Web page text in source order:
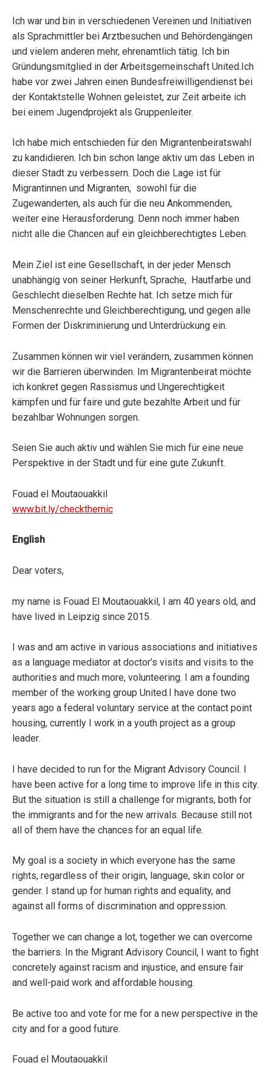
Ich war und bin in verschiedenen Vereinen und Initiativen
als Sprachmittler bei Arztbesuchen und Behördengängen
und vielem anderen mehr, ehrenamtlich tätig. Ich bin
Gründungsmitglied in der Arbeitsgemeinschaft United.Ich
habe vor zwei Jahren einen Bundesfreiwilligendienst bei
der Kontaktstelle Wohnen geleistet, zur Zeit arbeite ich
bei einem Jugendprojekt als Gruppenleiter.
Ich habe mich entschieden für den Migrantenbeiratswahl
zu kandidieren. Ich bin schon lange aktiv um das Leben in
dieser Stadt zu verbessern. Doch die Lage ist für
Migrantinnen und Migranten, sowohl für die
Zugewanderten, als auch für die neu Ankommenden,
weiter eine Herausforderung. Denn noch immer haben
nicht alle die Chancen auf ein gleichberechtigtes Leben.
Mein Ziel ist eine Gesellschaft, in der jeder Mensch
unabhängig von seiner Herkunft, Sprache, Hautfarbe und
Geschlecht dieselben Rechte hat. Ich setze mich für
Menschenrechte und Gleichberechtigung, und gegen alle
Formen der Diskriminierung und Unterdrückung ein.
Zusammen können wir viel verändern, zusammen können
wir die Barrieren überwinden. Im Migrantenbeirat möchte
ich konkret gegen Rassismus und Ungerechtigkeit
kämpfen und für faire und gute bezahlte Arbeit und für
bezahlbar Wohnungen sorgen.
Seien Sie auch aktiv und wählen Sie mich für eine neue
Perspektive in der Stadt und für eine gute Zukunft.
Fouad el Moutaouakkil
www.bit.ly/checkthemic
English
Dear voters,
my name is Fouad El Moutaouakkil, I am 40 years old, and
have lived in Leipzig since 2015.
I was and am active in various associations and initiatives
as a language mediator at doctor’s visits and visits to the
authorities and much more, volunteering. I am a founding
member of the working group United.I have done two
years ago a federal voluntary service at the contact point
housing, currently I work in a youth project as a group
leader.
I have decided to run for the Migrant Advisory Council. I
have been active for a long time to improve life in this city.
But the situation is still a challenge for migrants, both for
the immigrants and for the new arrivals. Because still not
all of them have the chances for an equal life.
My goal is a society in which everyone has the same
rights, regardless of their origin, language, skin color or
gender. I stand up for human rights and equality, and
against all forms of discrimination and oppression.
Together we can change a lot, together we can overcome
the barriers. In the Migrant Advisory Council, I want to fight
concretely against racism and injustice, and ensure fair
and well-paid work and affordable housing.
Be active too and vote for me for a new perspective in the
city and for a good future.
Fouad el Moutaouakkil